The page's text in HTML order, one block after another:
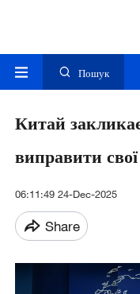
Пошук
Китай
виправити
06:11:49 24-Dec-2025
Share